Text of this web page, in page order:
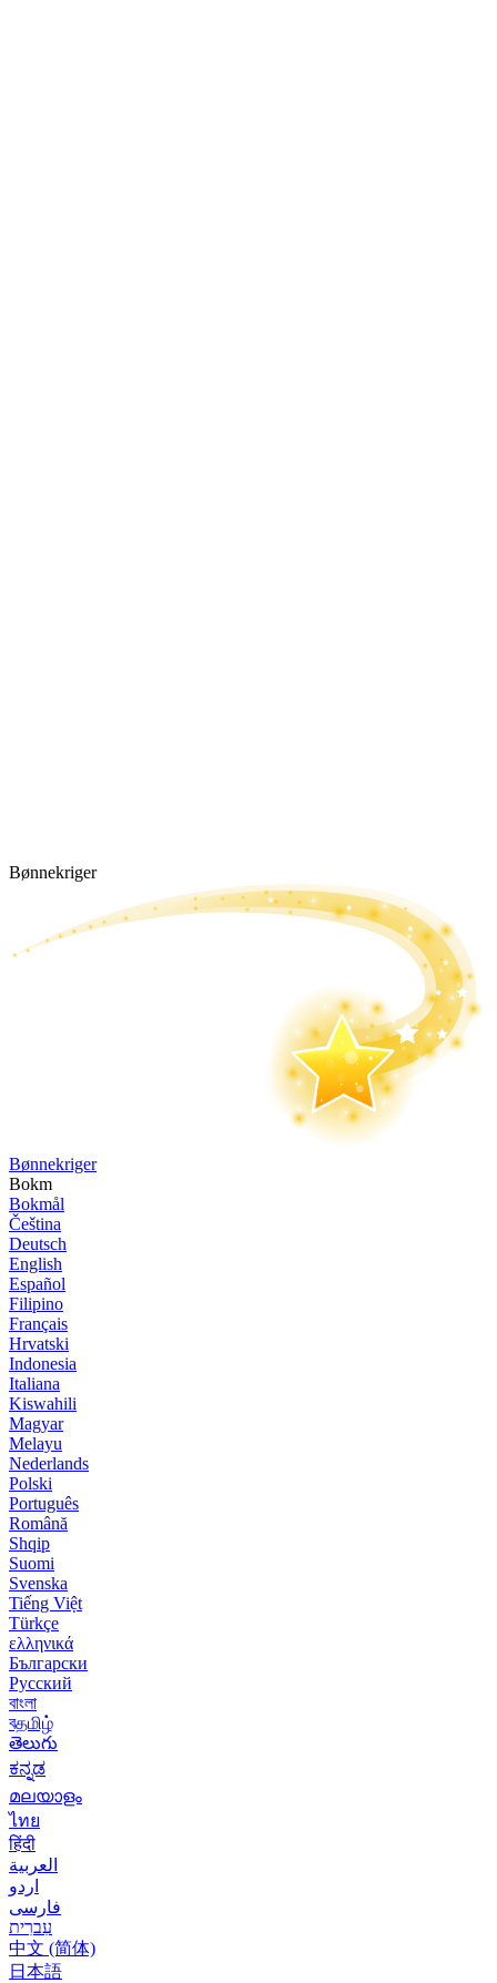
Bønne­kriger
Bønne­kriger
Bokm
Bokmål
Čeština
Deutsch
English
Español
Filipino
Français
Hrvatski
Indonesia
Italiana
Kiswahili
Magyar
Melayu
Nederlands
Polski
Português
Română
Shqip
Suomi
Svenska
Tiếng Việt
Türkçe
ελληνικά
Български
Русский
বাংলা
বதமிழ்
తెలుగు
ಕನ್ನಡ
മലയാളം
ไทย
हिंदी
العربية
اردو
فارسی
עִברִית
中文 (简体)
日本語